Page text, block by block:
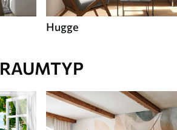
Hugge
RAUMTYP